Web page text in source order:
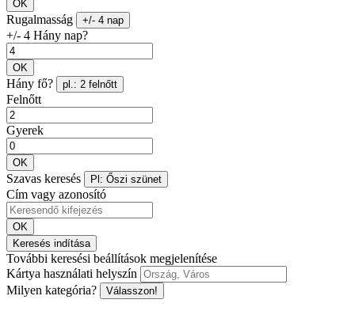
OK
Rugalmasság +/- 4 nap
+/- 4 Hány nap?
OK
Hány fő? pl.: 2 felnőtt
Felnőtt
Gyerek
OK
Szavas keresés Pl: Őszi szünet
Cím vagy azonosító
OK
Keresés indítása
További keresési beállítások megjelenítése
Kártya használati helyszín
Milyen kategória?
Válasszon!